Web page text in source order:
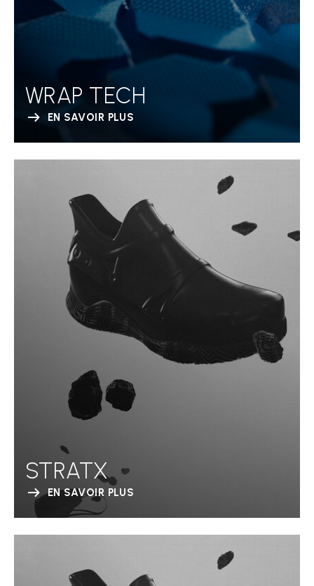
WRAP TECH
EN SAVOIR PLUS
STRATX
EN SAVOIR PLUS